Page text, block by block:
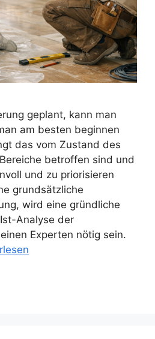
geplant, kann man
am besten beginnen
das vom Zustand des
betroffen sind und
und zu priorisieren
grundsätzliche
wird eine gründliche
Analyse der
Experten nötig sein.